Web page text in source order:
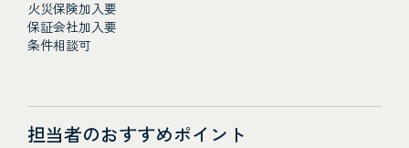
火災保険加入要
保証会社加入要
条件相談可
担当者のおすすめポイント